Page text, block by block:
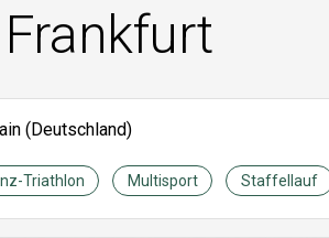
(Deutschland)
Triathlon Multisport Staffellauf